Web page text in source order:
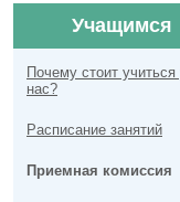
Учащимся
Почему стоит учиться
нас?
Расписание занятий
Приемная комиссия